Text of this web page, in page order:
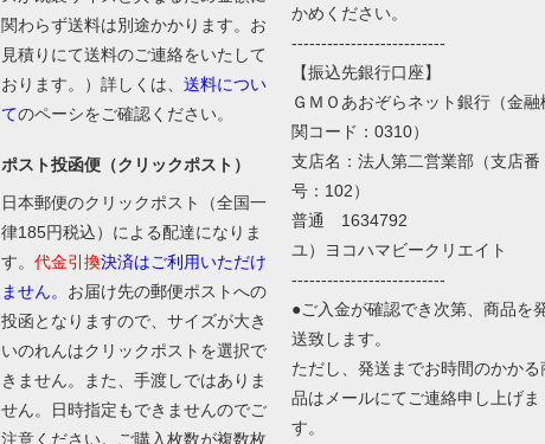
関わらず送料は別途かかります。お
見積りにて送料のご連絡をいたして
おります。） 詳しくは、 送料につい
てのペーシをご確認ください。
ポスト投函便（クリックポスト）
日本郵便のクリックポスト（全国一
律185円税込）による配達になりま
す。 代金引換決済はご利用いただけ
ません。 お届け先の郵便ポストへの
投函となりますので、サイズが大き
いのれんはクリックポストを選択で
きません。また、手渡しではありま
せん。日時指定もできませんのでご
注意ください。ご購入枚数が複数枚
かめください。
--------------------------
【振込先銀行口座】
ＧＭＯあおぞらネット銀行（金融
関コード：0310）
支店名：法人第二営業部（支店番
号：102）
普通 1634792
ユ）ヨコハマビークリエイト
--------------------------
●ご入金が確認でき次第、商品を
送致します。
ただし、発送までお時間のかかる
品はメールにてご連絡申し上げま
す。